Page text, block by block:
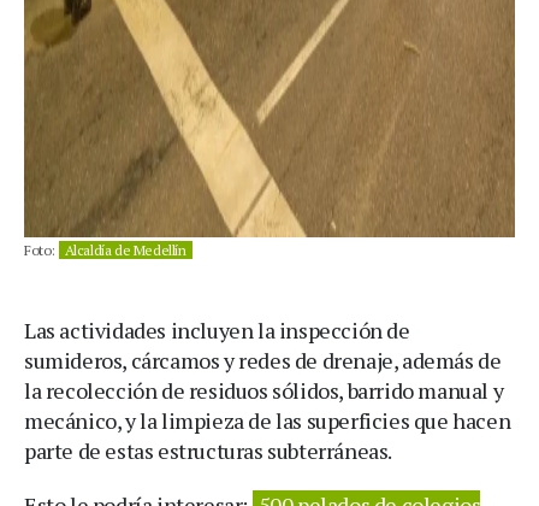
Foto: Alcaldía de Medellín
Las actividades incluyen la inspección de
sumideros, cárcamos y redes de drenaje, además de
la recolección de residuos sólidos, barrido manual y
mecánico, y la limpieza de las superficies que hacen
parte de estas estructuras subterráneas.